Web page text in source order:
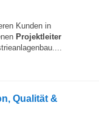
Kunden in
Projektleiter
Qualität &